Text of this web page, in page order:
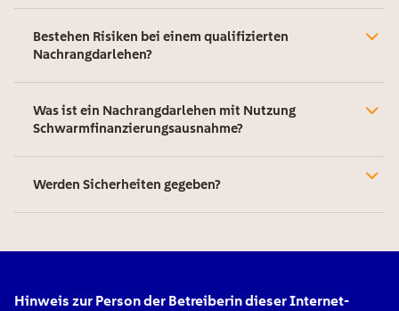
Bestehen Risiken bei einem qualifizierten
Nachrangdarlehen?
Was ist ein Nachrangdarlehen mit Nutzung
Schwarmfinanzierungsausnahme?
Werden Sicherheiten gegeben?
Hinweis zur Person der Betreiberin dieser Internet-